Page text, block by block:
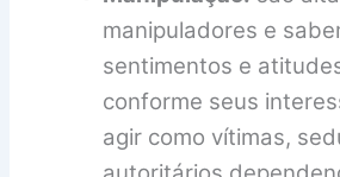
manipuladores e
sentimentos e
conforme seus
agir como vítimas,